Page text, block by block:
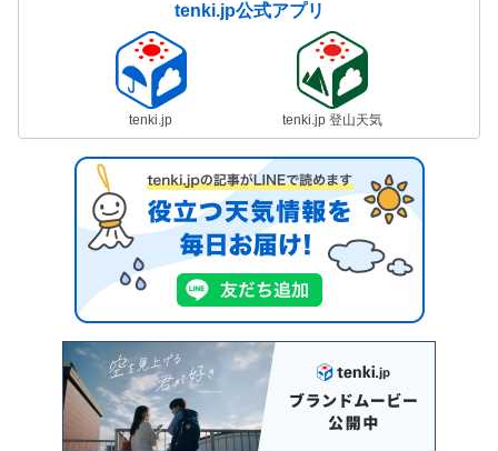
tenki.jp公式アプリ
tenki.jp tenki.jp 登山天気